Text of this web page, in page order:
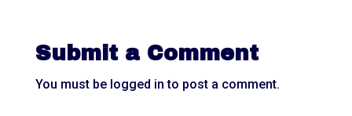
Submit a Comment
You must be logged in to post a comment.